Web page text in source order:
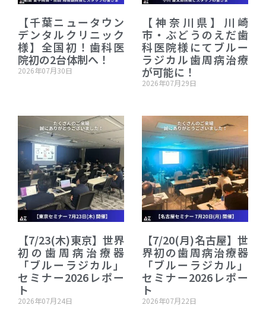
【千葉ニュータウン
デンタルクリニック
様】全国初！歯科医
院初の2台体制へ！
2026年07月30日
【神奈川県】川崎
市・ぶどうのえだ歯
科医院様にてブルー
ラジカル歯周病治療
が可能に！
2026年07月29日
【7/23(木)東京】世界
初の歯周病治療器
「ブルーラジカル」
セミナー2026レポー
ト
2026年07月24日
【7/20(月)名古屋】世
界初の歯周病治療器
「ブルーラジカル」
セミナー2026レポー
ト
2026年07月22日